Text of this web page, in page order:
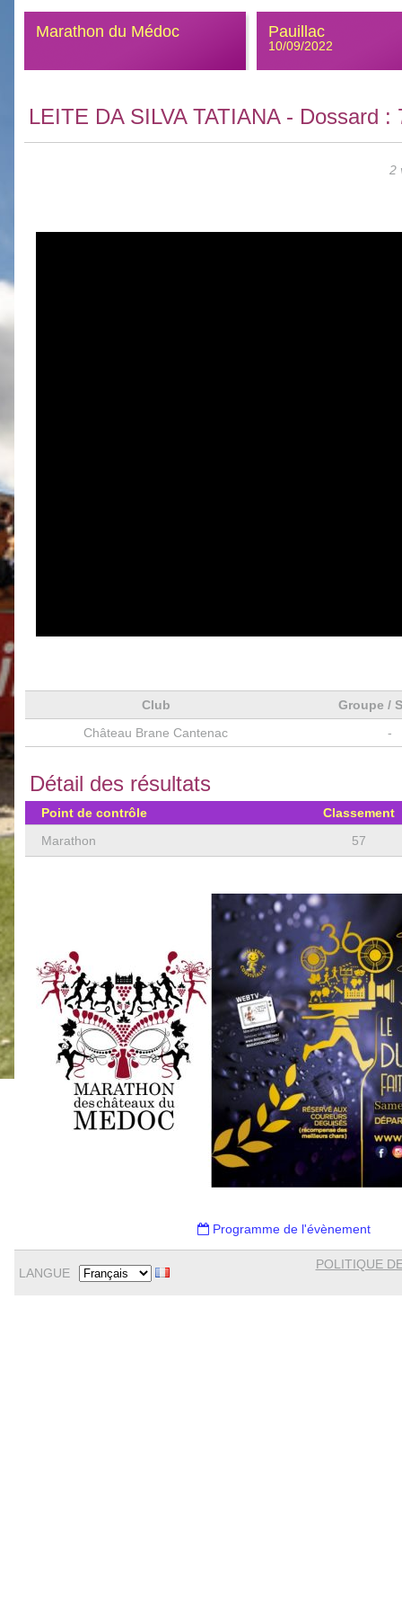
Marathon du Médoc Pauillac
10/09/2022
LEITE DA SILVA TATIANA- Dossard :
2
Club
Groupe /
Château Brane Cantenac
-
Détail des résultats
Point de contrôle
Classement
Marathon
57
Programme de l'évènement
LANGUE
POLITIQUE